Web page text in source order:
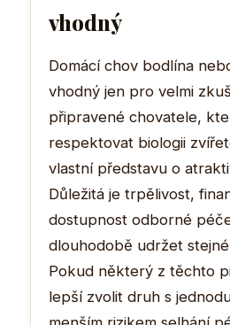
vhodný
Domácí chov bodlína
vhodný jen pro velmi
připravené chovatele,
respektovat biologii
vlastní představu o
Důležitá je trpělivost,
dostupnost odborné
dlouhodobě udržet
Pokud některý z těchto
lepší zvolit druh s